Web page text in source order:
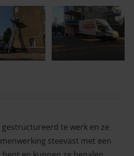
te werk en ze
steevast met een